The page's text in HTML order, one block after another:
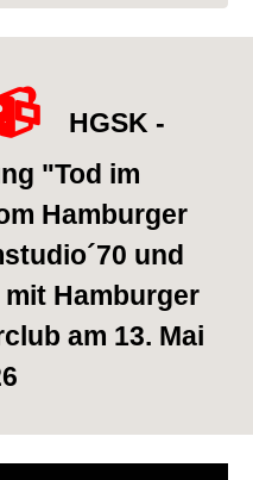
HGSK -
"Tod im
Hamburger
und
Hamburger
am 13. Mai